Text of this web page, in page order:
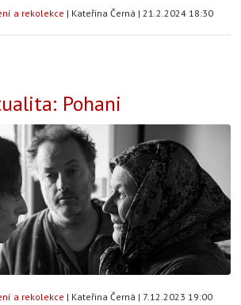
a rekolekce | Kateřina Černá | 21.2.2024 18:30
Pohani
a rekolekce | Kateřina Černá | 7.12.2023 19:00